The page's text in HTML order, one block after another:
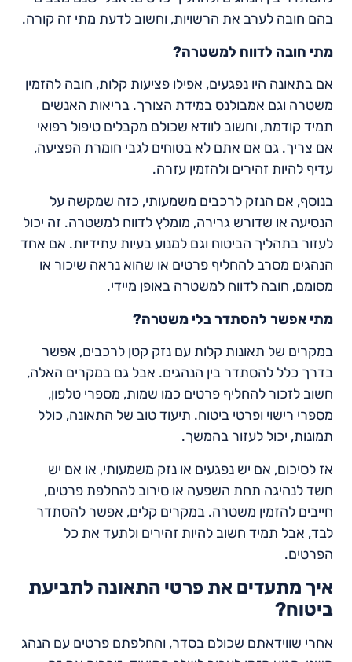
בהם חובה לערב את הרשויות, וחשוב לדעת מתי זה קורה.
מתי חובה לדווח למשטרה?
אם בתאונה היו נפגעים, אפילו פציעות קלות, חובה להזמין
משטרה וגם אמבולנס במידת הצורך. בריאות האנשים
תמיד קודמת, וחשוב לוודא שכולם מקבלים טיפול רפואי
אם צריך. גם אם אתם לא בטוחים לגבי חומרת הפציעה,
עדיף להיות זהירים ולהזמין עזרה.
בנוסף, אם הנזק לרכבים משמעותי, כזה שמקשה על
הנסיעה או שדורש גרירה, מומלץ לדווח למשטרה. זה יכול
לעזור בתהליך הביטוח וגם למנוע בעיות עתידיות. אם אחד
הנהגים מסרב להחליף פרטים או שהוא נראה שיכור או
מסומם, חובה לדווח למשטרה באופן מיידי.
מתי אפשר להסתדר בלי משטרה?
במקרים של תאונות קלות עם נזק קטן לרכבים, אפשר
בדרך כלל להסתדר בין הנהגים. אבל גם במקרים האלה,
חשוב לזכור להחליף פרטים כמו שמות, מספרי טלפון,
מספרי רישוי ופרטי ביטוח. תיעוד טוב של התאונה, כולל
תמונות, יכול לעזור בהמשך.
אז לסיכום, אם יש נפגעים או נזק משמעותי, או אם יש
חשד לנהיגה תחת השפעה או סירוב להחלפת פרטים,
חייבים להזמין משטרה. במקרים קלים, אפשר להסתדר
לבד, אבל תמיד חשוב להיות זהירים ולתעד את כל
הפרטים.
איך מתעדים את פרטי התאונה לתביעת
ביטוח?
אחרי שווידאתם שכולם בסדר, והחלפתם פרטים עם הנהג